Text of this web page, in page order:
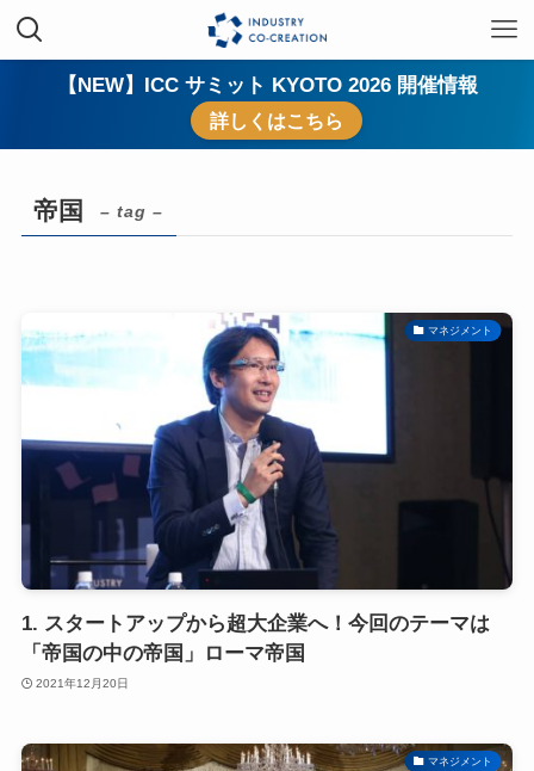
【NEW】ICC サミット KYOTO 2026 開催情報
詳しくはこちら
帝国 – tag –
マネジメント
1. スタートアップから超大企業へ！今回のテーマは
「帝国の中の帝国」ローマ帝国
2021年12月20日
マネジメント